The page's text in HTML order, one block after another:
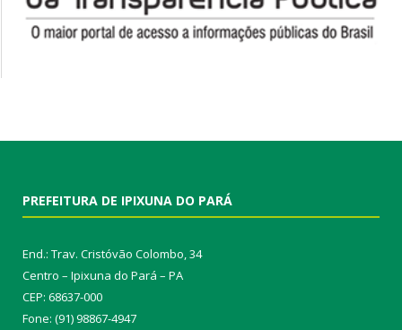
PREFEITURA DE IPIXUNA DO PARÁ
End.: Trav. Cristóvão Colombo, 34
Centro – Ipixuna do Pará – PA
CEP: 68637-000
Fone: (91) 98867-4947